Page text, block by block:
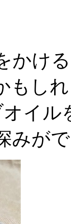
かけ
もし
イル
みが